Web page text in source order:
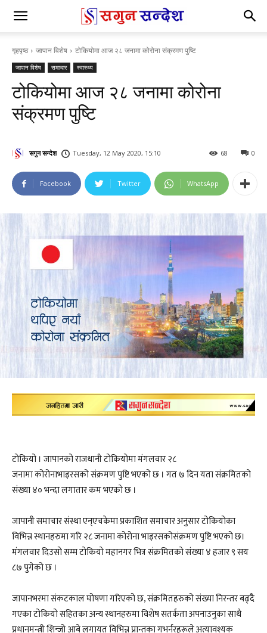
गृहपृष्ठ जापान विशेष टोकियोमा आज २८ जनामा कोरोना संक्रमण पुष्टि
जापान विशेष समाचार स्वास्थ्य
टोकियोमा आज २८ जनामा कोरोना
संक्रमण पुष्टि
सगुन सन्देश Tuesday, 12 May 2020, 15:10 0
68
Facebook Twitter WhatsApp
टोकियो । जापानको राजधानी टोकियोमा मंगलवार २८
जनामा कोरोनाभाइरसको संक्रमण पुष्टि भएको छ । गत ७ दिन यता संक्रमितकाे
संख्या ४० भन्दा लगातार कम भएकाे छ ।
जापानी समाचार संस्था एन्एचकेमा प्रकाशित समाचार अनुसार टोकियोका
विभिन्न स्थानहरुमा गरि २८ जनामा कोरोना भाइरसकोसंक्रमण पुष्टि भएको छ।
मंगलवार दिउसो सम्म टाेकियाे महानगर भित्र संक्रमितकाे संख्या ४ हजार ९ सय
८७ पुगेको छ ।
जापानभरमा संकटकाल घोषणा गरिएको छ, संक्रमितहरुको संख्या निरन्तर बढ्दै
गएका टोकियो सहितका अन्य स्थानहरुमा विशेष सतर्कता अपनाउनुका साथै
प्रधानमन्त्री शिन्जो आबे लगायत विभिन्न प्रान्तका गभर्नरहरूले अत्यावश्यक